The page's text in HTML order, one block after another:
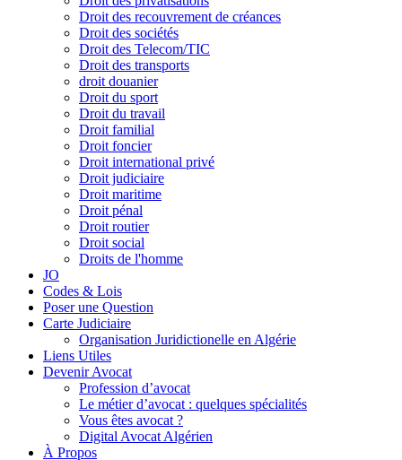
Droit des recouvrement de créances
Droit des sociétés
Droit des Telecom/TIC
Droit des transports
droit douanier
Droit du sport
Droit du travail
Droit familial
Droit foncier
Droit international privé
Droit judiciaire
Droit maritime
Droit pénal
Droit routier
Droit social
Droits de l'homme
JO
Codes & Lois
Poser une Question
Carte Judiciaire
Organisation Juridictionelle en Algérie
Liens Utiles
Devenir Avocat
Profession d’avocat
Le métier d’avocat : quelques spécialités
Vous êtes avocat ?
Digital Avocat Algérien
À Propos